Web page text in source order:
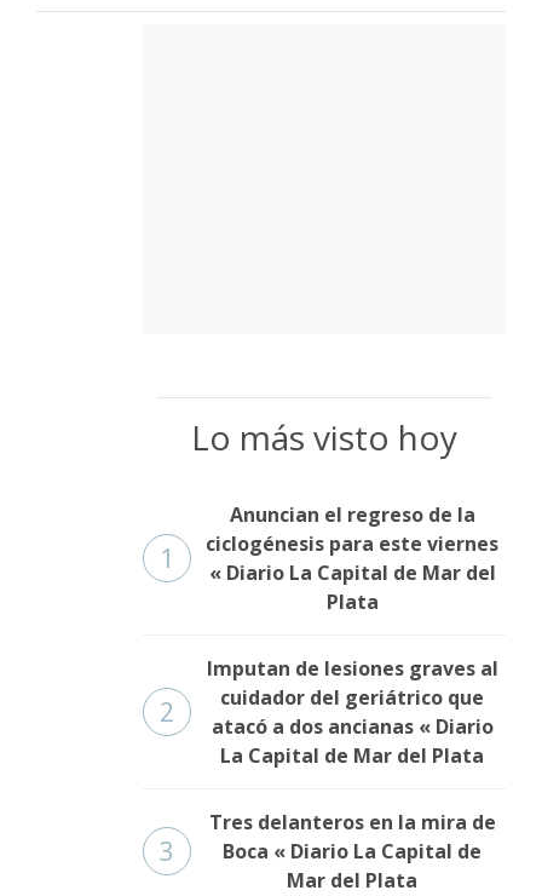
Lo más visto hoy
1
Anuncian el regreso de la
ciclogénesis para este viernes
« Diario La Capital de Mar del
Plata
2
Imputan de lesiones graves al
cuidador del geriátrico que
atacó a dos ancianas « Diario
La Capital de Mar del Plata
3
Tres delanteros en la mira de
Boca « Diario La Capital de
Mar del Plata